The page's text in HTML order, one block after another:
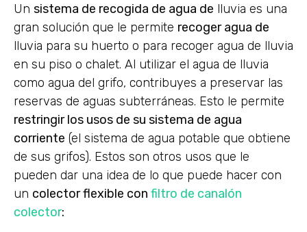
Un sistema de recogida de agua de lluvia es una
gran solución que le permite recoger agua de
lluvia para su huerto o para recoger agua de lluvia
en su piso o chalet. Al utilizar el agua de lluvia
como agua del grifo, contribuyes a preservar las
reservas de aguas subterráneas. Esto le permite
restringir los usos de su sistema de agua
corriente (el sistema de agua potable que obtiene
de sus grifos). Estos son otros usos que le
pueden dar una idea de lo que puede hacer con
un colector flexible con filtro de canalón
colector: